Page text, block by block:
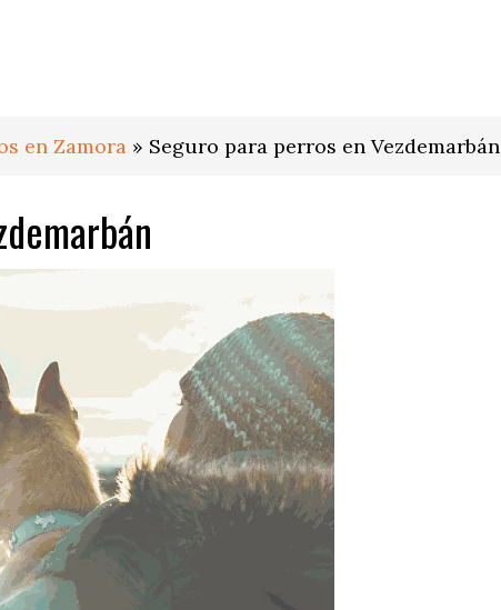
en Zamora » Seguro para perros en Vezdemarbán